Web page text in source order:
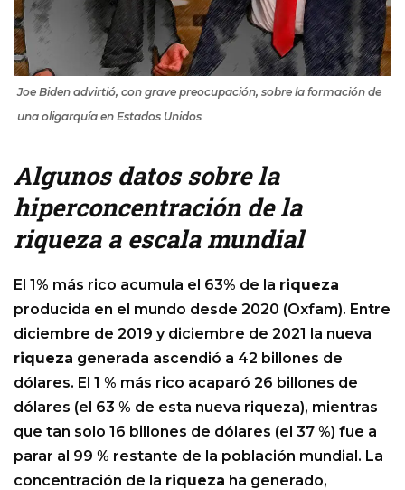
Joe Biden advirtió, con grave preocupación, sobre la formación de
una oligarquía en Estados Unidos
Algunos datos sobre la
hiperconcentración de la
riqueza a escala mundial
El 1% más rico acumula el 63% de la riqueza
producida en el mundo desde 2020 (Oxfam). Entre
diciembre de 2019 y diciembre de 2021 la nueva
riqueza generada ascendió a 42 billones de
dólares. El 1 % más rico acaparó 26 billones de
dólares (el 63 % de esta nueva riqueza), mientras
que tan solo 16 billones de dólares (el 37 %) fue a
parar al 99 % restante de la población mundial. La
concentración de la riqueza ha generado,